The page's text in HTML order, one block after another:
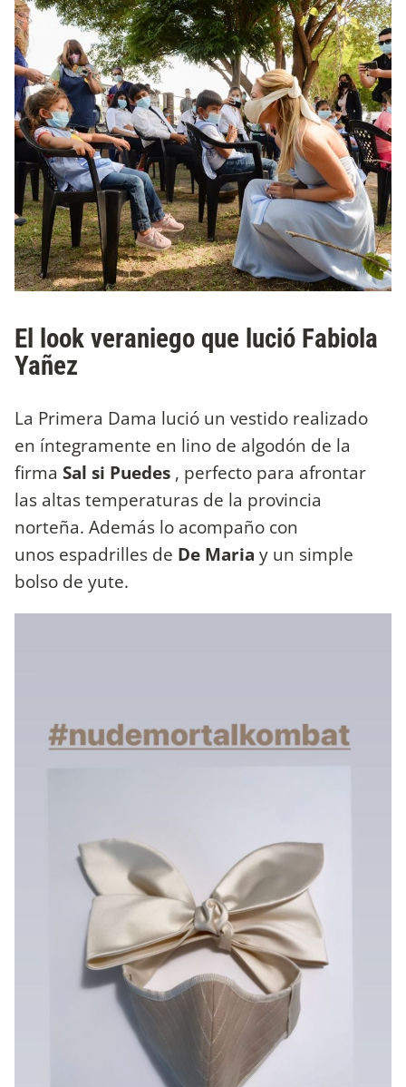
El look veraniego que lució Fabiola
Yañez
La Primera Dama lució un vestido realizado
en íntegramente en lino de algodón de la
firma Sal si Puedes , perfecto para afrontar
las altas temperaturas de la provincia
norteña. Además lo acompaño con
unos espadrilles de De Maria y un simple
bolso de yute.